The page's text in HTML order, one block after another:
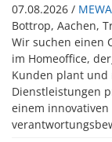
07.08.2026 /
Bottrop, Aachen,
Wir suchen einen
im Homeoffice,
Kunden plant
Dienstleistungen
einem innovativen